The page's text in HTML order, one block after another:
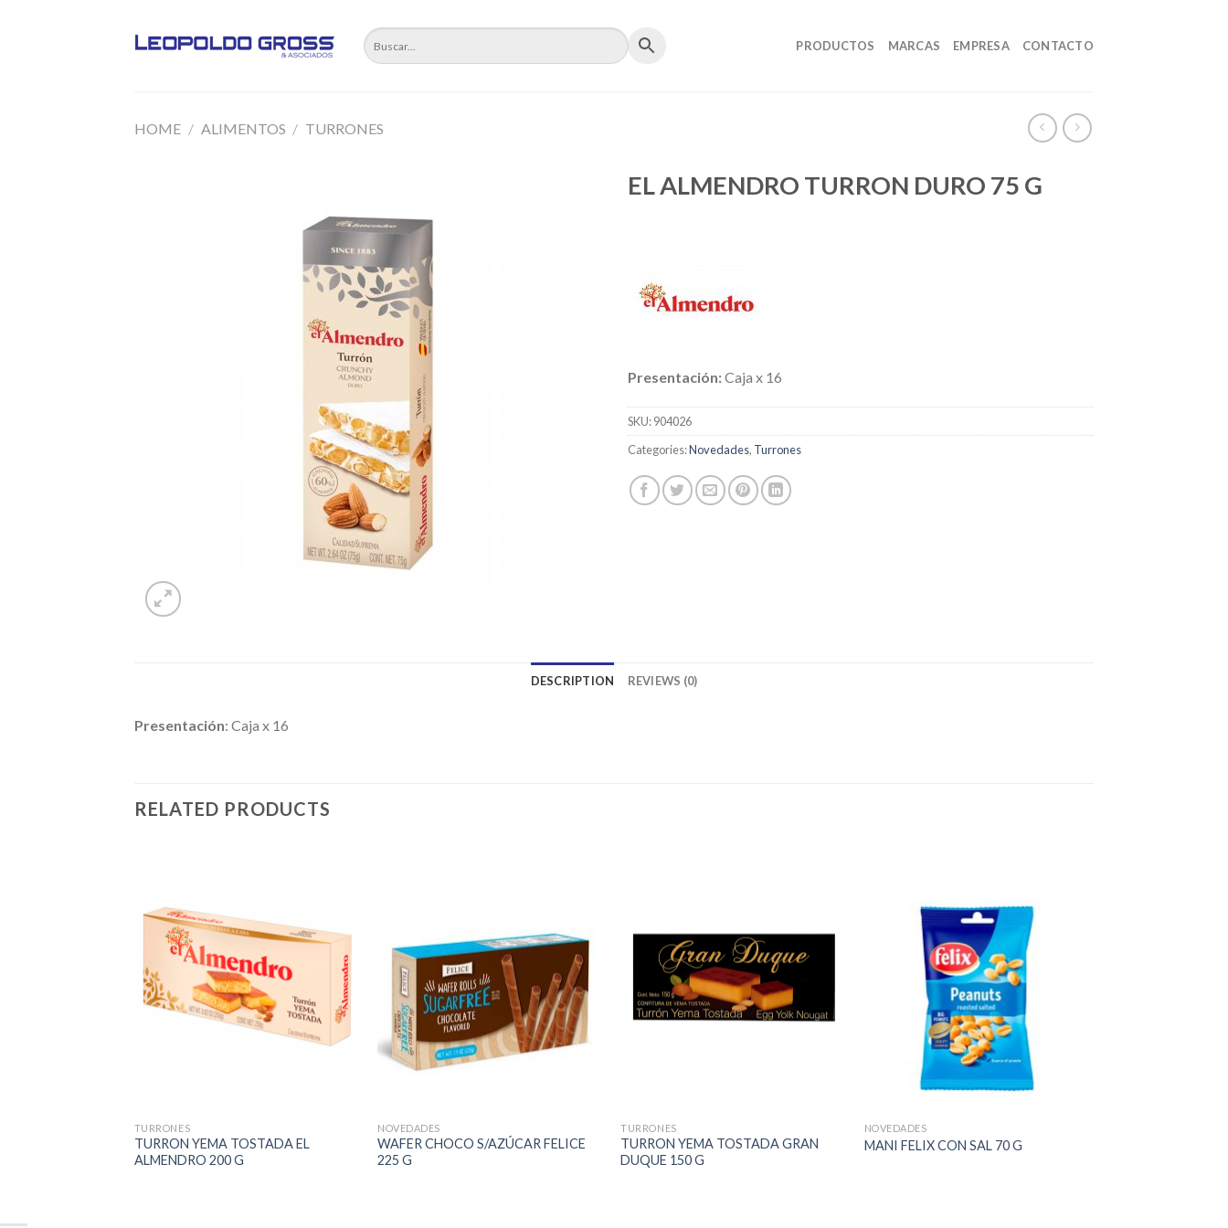
PRODUCTOS MARCAS EMPRESA CONTACTO
HOME / ALIMENTOS / TURRONES
EL ALMENDRO TURRON DURO 75 G
Presentación:Caja x 16
SKU:904026
Categories:Novedades, Turrones
DESCRIPTION REVIEWS (0)
Presentación: Caja x 16
RELATED PRODUCTS
TURRONES
TURRON YEMA TOSTADA EL
ALMENDRO 200 G
NOVEDADES
WAFER CHOCO S/AZÚCAR FELICE
225 G
TURRONES
TURRON YEMA TOSTADA GRAN
DUQUE 150 G
NOVEDADES
MANI FELIX CON SAL 70 G